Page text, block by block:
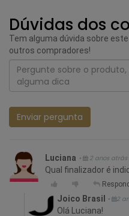
Dúvidas dos
Tem alguma dúvida sobre
outros compradores!
Enviar pergunta
Luciana • 2 anos atrás
Qual finalizador é
Joico Brasil • 2
Olá Luciana!